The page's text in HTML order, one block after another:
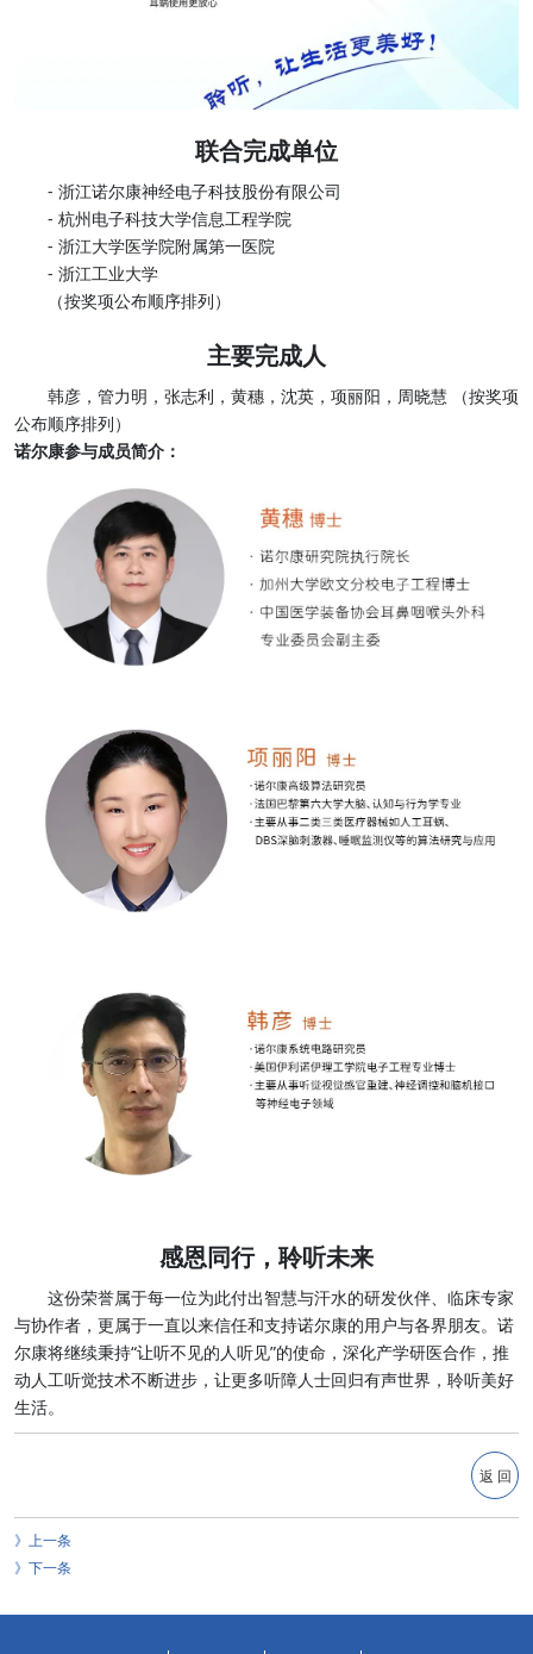
联合完成单位
- 浙江诺尔康神经电子科技股份有限公司
- 杭州电子科技大学信息工程学院
- 浙江大学医学院附属第一医院
- 浙江工业大学
（按奖项公布顺序排列）
主要完成人
韩彦，管力明，张志利，黄穗，沈英，项丽阳，周晓慧 （按奖项
公布顺序排列）
诺尔康参与成员简介：
感恩同行，聆听未来
这份荣誉属于每一位为此付出智慧与汗水的研发伙伴、临床专家
与协作者，更属于一直以来信任和支持诺尔康的用户与各界朋友。诺
尔康将继续秉持“让听不见的人听见”的使命，深化产学研医合作，推
动人工听觉技术不断进步，让更多听障人士回归有声世界，聆听美好
生活。
返 回
上一条
下一条